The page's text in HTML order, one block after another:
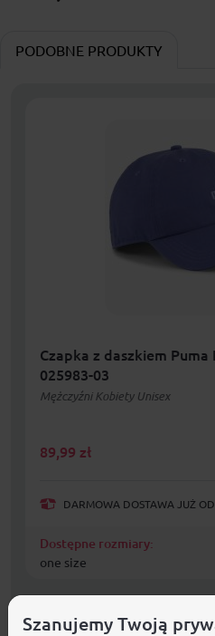
PODOBNE PRODUKTY
Czapka z daszkiem Puma
025983-03
Mężczyźni Kobiety Unisex
89,99 zł
DARMOWA DOSTAWA JUŻ
Dostępne rozmiary:
one size
Szanujemy Twoją